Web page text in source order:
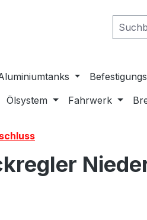
Ölsystem Fahrwerk